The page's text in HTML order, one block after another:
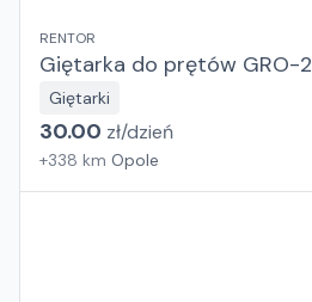
RENTOR
Giętarka do prętów GRO-2
Giętarki
30.00 zł/dzień
+338 km Opole